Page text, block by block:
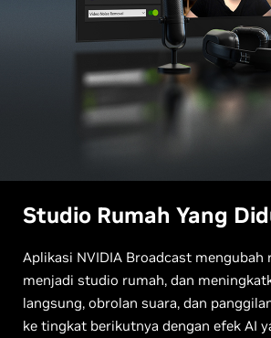
Studio Rumah Yang
Aplikasi NVIDIA Broadcast mengubah
menjadi studio rumah, dan
langsung, obrolan suara, dan
ke tingkat berikutnya dengan efek AI